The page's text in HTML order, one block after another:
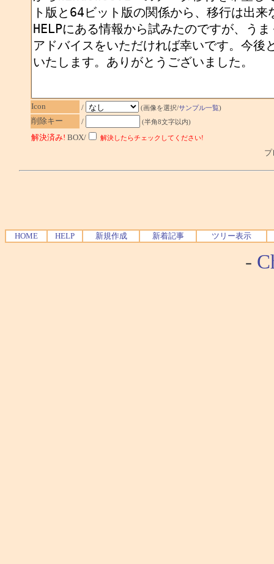
Icon / (画像を選択/サンプル一覧)
削除キー / (半角8文字以内)
解決済み! BOX/ 解決したらチェックしてください!
プ
HOME HELP 新規作成 新着記事 ツリー表示
-